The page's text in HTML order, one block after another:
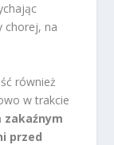
chorej, na
również
w trakcie
zakaźnym
przed